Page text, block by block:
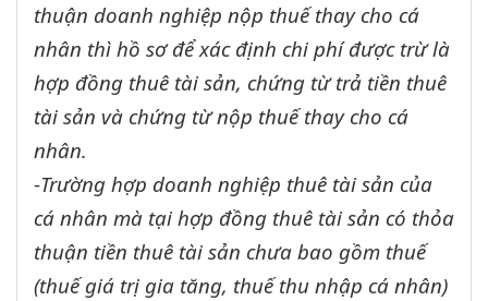
thuận doanh nghiệp nộp thuế thay cho cá
nhân thì hồ sơ để xác định chi phí được trừ là
hợp đồng thuê tài sản, chứng từ trả tiền thuê
tài sản và chứng từ nộp thuế thay cho cá
nhân.
-Trường hợp doanh nghiệp thuê tài sản của
cá nhân mà tại hợp đồng thuê tài sản có thỏa
thuận tiền thuê tài sản chưa bao gồm thuế
(thuế giá trị gia tăng, thuế thu nhập cá nhân)